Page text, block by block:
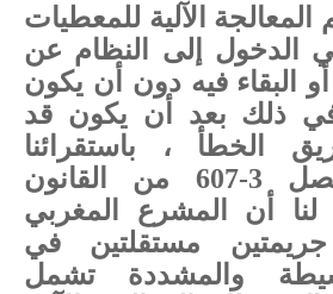
الآلية للمعطيات
الدخول إلى النظام عن
البقاء فيه دون أن يكون
ذلك بعد أن يكون قد
الخطأ ، باستقرائنا
لمقتضيات الفصل 3-607 من القانون
لنا أن المشرع المغربي
مستقلتين في
والمشددة تشمل